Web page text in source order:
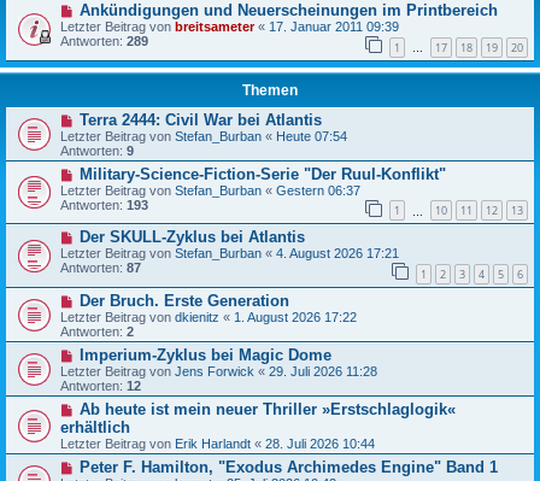
Ankündigungen und Neuerscheinungen im Printbereich
Letzter Beitrag von breitsameter« 17. Januar 2011 09:39
Antworten: 289 1 … 17 18 19 20
Themen
Terra 2444: Civil War bei Atlantis
Letzter Beitrag von Stefan_Burban « Heute 07:54
Antworten: 9
Military-Science-Fiction-Serie "Der Ruul-Konflikt"
Letzter Beitrag von Stefan_Burban « Gestern 06:37
Antworten: 193 1 10 11 12 13
Der SKULL-Zyklus bei Atlantis
Letzter Beitrag von Stefan_Burban « 4. August 2026 17:21
Antworten: 87 1 2 3 4 5 6
Der Bruch. Erste Generation
Letzter Beitrag von dkienitz « 1. August 2026 17:22
Antworten: 2
Imperium-Zyklus bei Magic Dome
Letzter Beitrag von Jens Forwick « 29. Juli 2026 11:28
Antworten: 12
Ab heute ist mein neuer Thriller »Erstschlaglogik«
erhältlich
Letzter Beitrag von Erik Harlandt « 28. Juli 2026 10:44
Peter F. Hamilton, "Exodus Archimedes Engine" Band 1